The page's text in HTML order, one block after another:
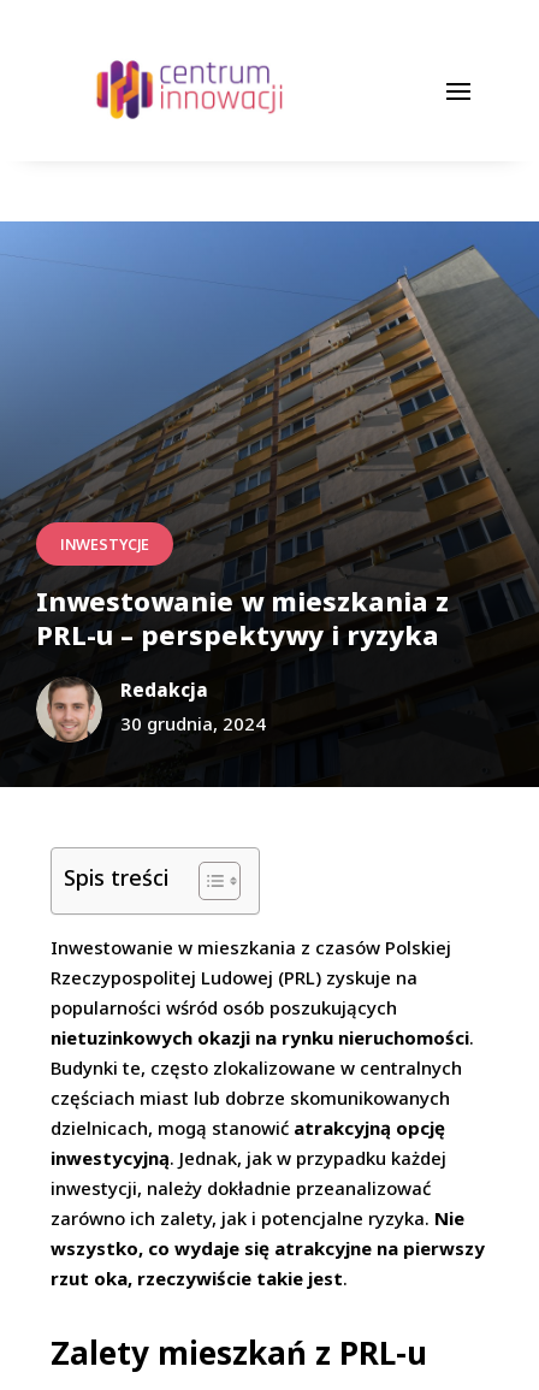
INWESTYCJE
Inwestowanie w mieszkania z
PRL-u – perspektywy i ryzyka
Redakcja
30 grudnia, 2024
Spis treści
Inwestowanie w mieszkania z czasów Polskiej
Rzeczypospolitej Ludowej (PRL) zyskuje na
popularności wśród osób poszukujących
nietuzinkowych okazji na rynku nieruchomości.
Budynki te, często zlokalizowane w centralnych
częściach miast lub dobrze skomunikowanych
dzielnicach, mogą stanowić atrakcyjną opcję
inwestycyjną. Jednak, jak w przypadku każdej
inwestycji, należy dokładnie przeanalizować
zarówno ich zalety, jak i potencjalne ryzyka. Nie
wszystko, co wydaje się atrakcyjne na pierwszy
rzut oka, rzeczywiście takie jest.
Zalety mieszkań z PRL-u